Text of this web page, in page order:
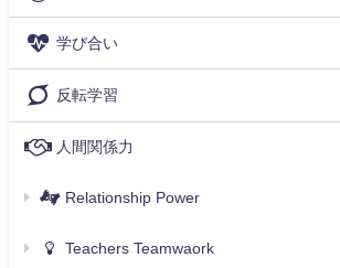
学び合い
反転学習
人間関係力
Relationship Power
Teachers Teamwaork